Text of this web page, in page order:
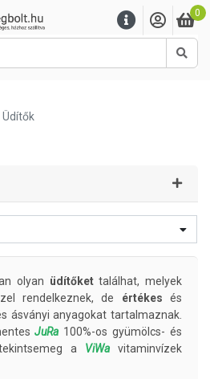
0
Üdítők
olyan üdítőkettalálhat, melyek
rendelkeznek, de értékesés
ásványi anyagokat tartalmaznak.
JuRa 100%-os gyümölcs- és
a ViWa vitaminvízek